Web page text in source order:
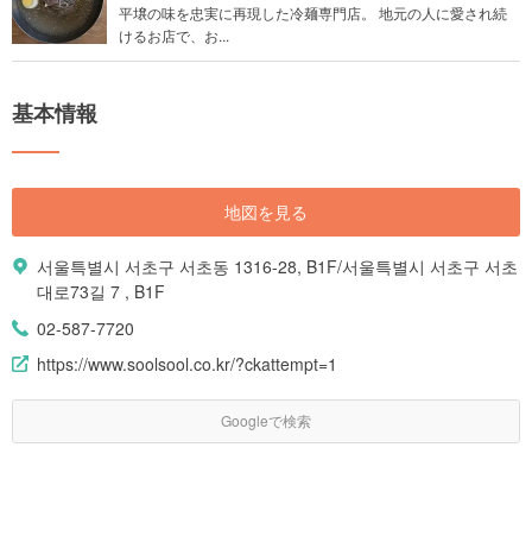
平壌の味を忠実に再現した冷麺専門店。 地元の人に愛され続
けるお店で、お...
基本情報
地図を見る
서울특별시 서초구 서초동 1316-28, B1F/서울특별시 서초구 서초
대로73길 7 , B1F
02-587-7720
https://www.soolsool.co.kr/?ckattempt=1
Googleで検索